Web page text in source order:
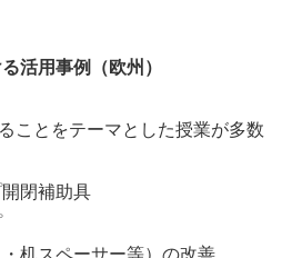
活用事例（欧州）
ことをテーマとした授業が多数
閉補助具
机スペーサー等）の改善